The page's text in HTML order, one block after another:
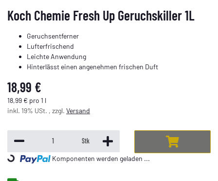
Koch Chemie Fresh Up Geruchskiller 1L
Geruchsentferner
Lufterfrischend
Leichte Anwendung
Hinterlässt einen angenehmen frischen Duft
18,99 €
18,99 € pro 1 l
inkl. 19% USt. , zzgl. Versand
Stk
Loading... Komponenten werden geladen ...